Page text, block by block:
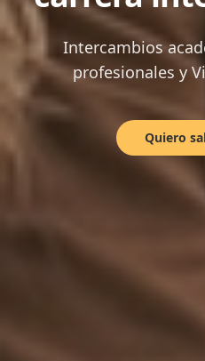
Intercambios
profesionales y
Quiero